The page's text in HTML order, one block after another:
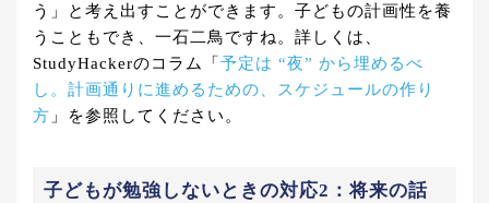
う」と考え出すことができます。子どもの計画性を養
うこともでき、一石二鳥ですね。詳しくは、
StudyHackerのコラム「 予定は “夜” から埋めるべ
し。計画通りに進めるための、スケジュールの作り
方 」を参照してください。
子どもが勉強しないときの対応2：将来の話